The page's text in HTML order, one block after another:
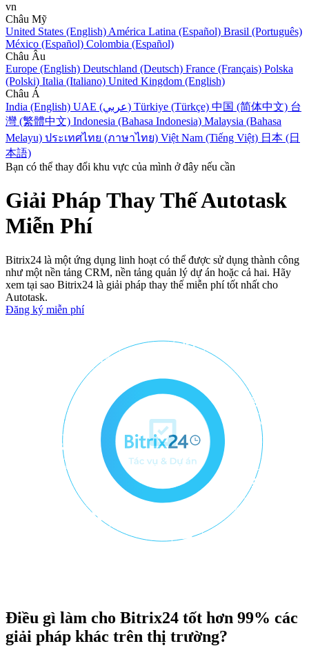
vn
Châu Mỹ
United States (English) América Latina (Español) Brasil (Português)
México (Español) Colombia (Español)
Châu Âu
Europe (English) Deutschland (Deutsch) France (Français) Polska
(Polski) Italia (Italiano) United Kingdom (English)
Châu Á
India (English)
UAE (عربي) Türkiye (Türkçe) 中国 (简体中文) 台
灣 (繁體中文) Indonesia (Bahasa Indonesia) Malaysia (Bahasa
Melayu) ประเทศไทย (ภาษาไทย) Việt Nam (Tiếng Việt) 日本 (日
本語)
Bạn có thể thay đổi khu vực của mình ở đây nếu cần
Giải Pháp Thay Thế Autotask
Miễn Phí
Bitrix24 là một ứng dụng linh hoạt có thể được sử dụng thành công
như một nền tảng CRM, nền tảng quản lý dự án hoặc cả hai. Hãy
xem tại sao Bitrix24 là giải pháp thay thế miễn phí tốt nhất cho
Autotask.
Đăng ký miễn phí
Điều gì làm cho Bitrix24 tốt hơn 99% các
giải pháp khác trên thị trường?